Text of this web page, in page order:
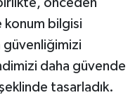
konum bilgisi
daha güvende
tasarladık.